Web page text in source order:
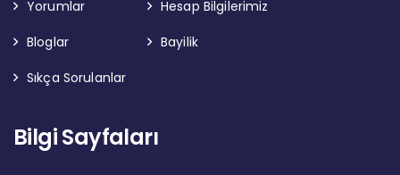
Yorumlar
Hesap Bilgilerimiz
Bloglar
Bayilik
Sıkça Sorulanlar
Bilgi Sayfaları